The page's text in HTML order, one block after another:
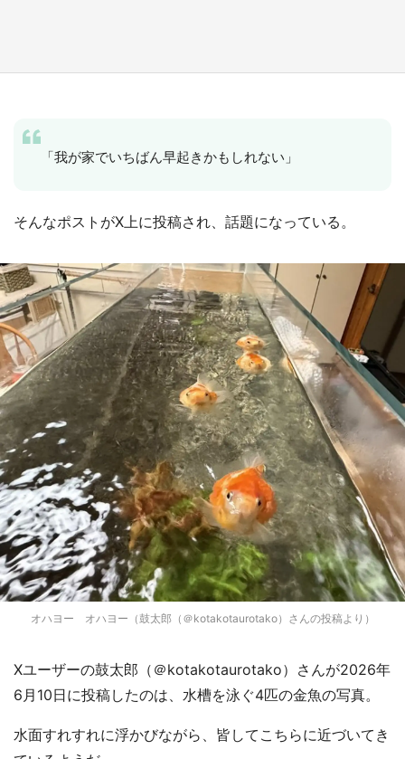
「我が家でいちばん早起きかもしれない」
そんなポストがX上に投稿され、話題になっている。
オハヨー オハヨー（鼓太郎（＠kotakotaurotako）さんの投稿より）
Xユーザーの鼓太郎（＠kotakotaurotako）さんが2026年
6月10日に投稿したのは、水槽を泳ぐ4匹の金魚の写真。
水面すれすれに浮かびながら、皆してこちらに近づいてき